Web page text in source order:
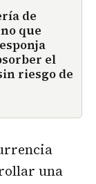
de
que
el
riesgo de
una